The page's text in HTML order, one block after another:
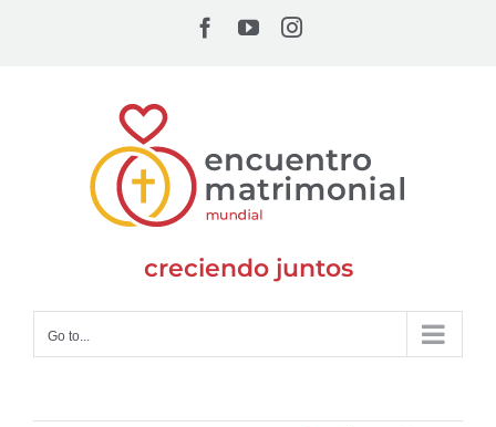
Facebook
YouTubeInstagram
creciendo juntos
Go to...